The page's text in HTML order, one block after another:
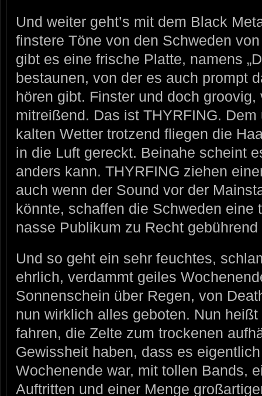
Und weiter geht’s mit dem Black
finstere Töne von den Schweden
gibt es eine frische Platte, namens
bestaunen, von der es auch prompt
hören gibt. Finster und doch
mitreißend. Das ist THYRFING.
kalten Wetter trotzend fliegen die
in die Luft gereckt. Beinahe scheint
anders kann. THYRFING ziehen
auch wenn der Sound vor der
könnte, schaffen die Schweden eine
nasse Publikum zu Recht
Und so geht ein sehr feuchtes,
ehrlich, verdammt geiles
Sonnenschein über Regen, von
nun wirklich alles geboten. Nun
fahren, die Zelte zum trockenen
Gewissheit haben, dass es
Wochenende war, mit tollen Bands,
Auftritten und einer Menge